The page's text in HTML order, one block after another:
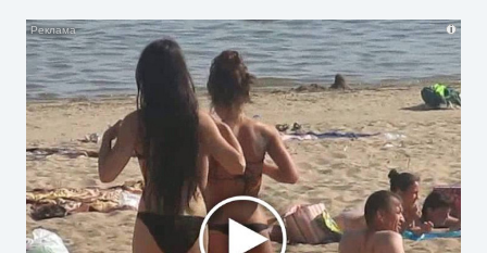
i